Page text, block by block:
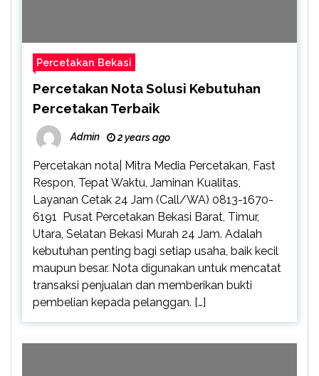
Percetakan Bekasi
Percetakan Nota Solusi Kebutuhan
Percetakan Terbaik
Admin 2 years ago
Percetakan nota| Mitra Media Percetakan, Fast
Respon, Tepat Waktu, Jaminan Kualitas,
Layanan Cetak 24 Jam (Call/WA) 0813-1670-
6191 Pusat Percetakan Bekasi Barat, Timur,
Utara, Selatan Bekasi Murah 24 Jam. Adalah
kebutuhan penting bagi setiap usaha, baik kecil
maupun besar. Nota digunakan untuk mencatat
transaksi penjualan dan memberikan bukti
pembelian kepada pelanggan. […]